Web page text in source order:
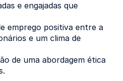
e engajadas que
emprego positiva entre a
e um clima de
de uma abordagem ética